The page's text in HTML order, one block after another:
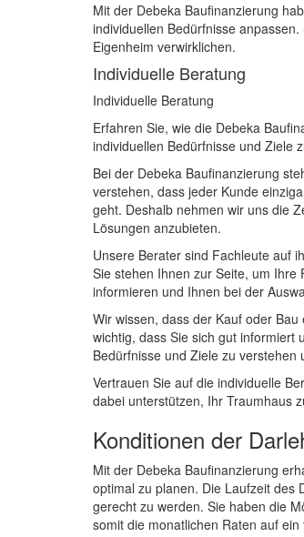
Mit der Debeka Baufinanzierung
individuellen Bedürfnisse
Eigenheim verwirklichen.
Individuelle Beratung
Individuelle Beratung
Erfahren Sie, wie die Debeka
individuellen Bedürfnisse und Ziele
Bei der Debeka Baufinanzierung
verstehen, dass jeder Kunde
geht. Deshalb nehmen wir uns die
Lösungen anzubieten.
Unsere Berater sind Fachleute auf
Sie stehen Ihnen zur Seite, um
informieren und Ihnen bei der
Wir wissen, dass der Kauf oder
wichtig, dass Sie sich gut informiert
Bedürfnisse und Ziele zu
Vertrauen Sie auf die individuelle
dabei unterstützen, Ihr Traumhaus
Konditionen der
Mit der Debeka Baufinanzierung
optimal zu planen. Die Laufzeit des
gerecht zu werden. Sie haben die
somit die monatlichen Raten auf